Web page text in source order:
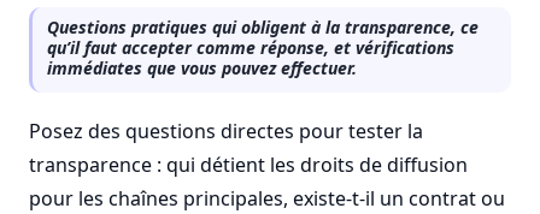
Questions pratiques qui obligent à la transparence, ce
qu’il faut accepter comme réponse, et vérifications
immédiates que vous pouvez effectuer.
Posez des questions directes pour tester la
transparence : qui détient les droits de diffusion
pour les chaînes principales, existe-t-il un contrat ou